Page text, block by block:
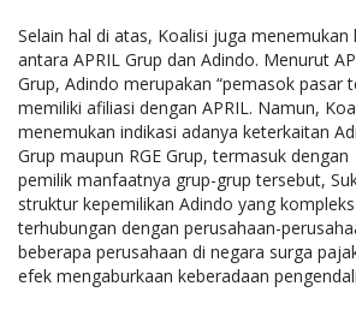
Selain hal di atas, Koalisi juga
antara APRIL Grup dan Adindo. Menurut
Grup, Adindo merupakan “pemasok pasar
memiliki afiliasi dengan APRIL. Namun,
menemukan indikasi adanya keterkaitan
Grup maupun RGE Grup, termasuk dengan
pemilik manfaatnya grup-grup tersebut,
struktur kepemilikan Adindo yang
terhubungan dengan perusahaan-
beberapa perusahaan di negara surga
efek mengaburkaan keberadaan